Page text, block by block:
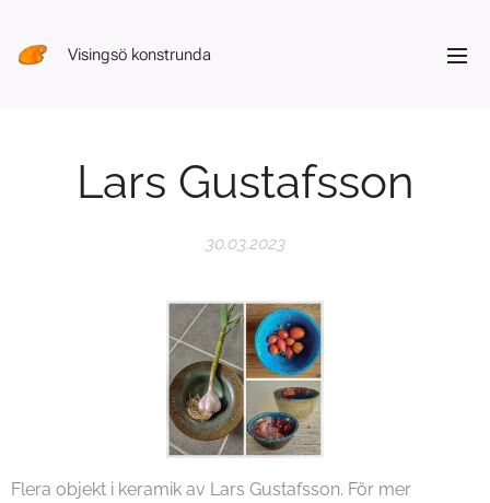
Visingsö konstrunda
Lars Gustafsson
30.03.2023
Flera objekt i keramik av Lars Gustafsson. För mer